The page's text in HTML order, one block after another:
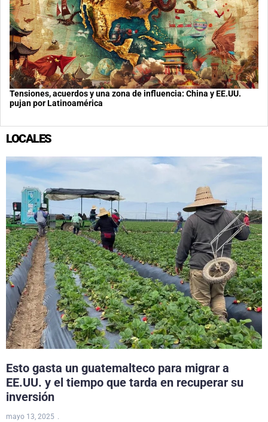
Tensiones, acuerdos y una zona de influencia: China y EE.UU.
pujan por Latinoamérica
LOCALES
Esto gasta un guatemalteco para migrar a
EE.UU. y el tiempo que tarda en recuperar su
inversión
mayo 13, 2025